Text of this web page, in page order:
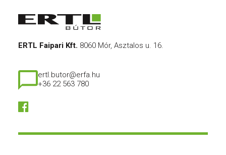
ERTL Faipari Kft. 8060 Mór, Asztalos u. 16.
ertl.butor@erfa.hu
+36 22 563 780